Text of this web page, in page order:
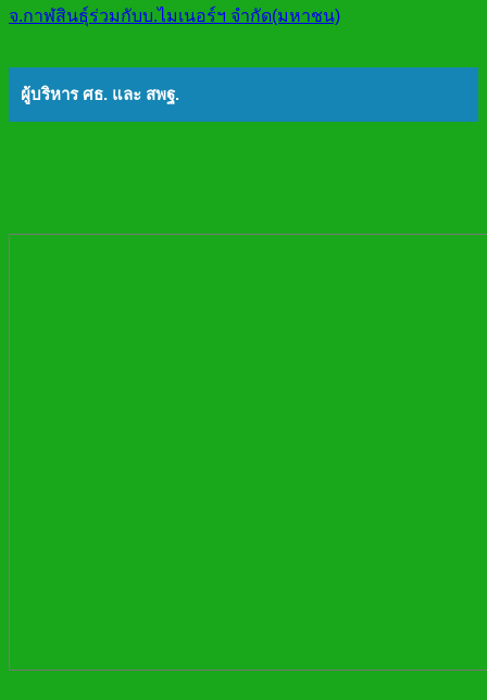
จ.กาฬสินธุ์ร่วมกับบ.ไมเนอร์ฯ จำกัด(มหาชน)
ผู้บริหาร ศธ. และ สพฐ.